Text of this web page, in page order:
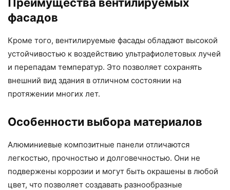
фасадов
Кроме того, вентилируемые фасады обладают высокой
устойчивостью к воздействию ультрафиолетовых лучей
и перепадам температур. Это позволяет сохранять
внешний вид здания в отличном состоянии на
протяжении многих лет.
Особенности выбора материалов
Алюминиевые композитные панели отличаются
легкостью, прочностью и долговечностью. Они не
подвержены коррозии и могут быть окрашены в любой
цвет, что позволяет создавать разнообразные